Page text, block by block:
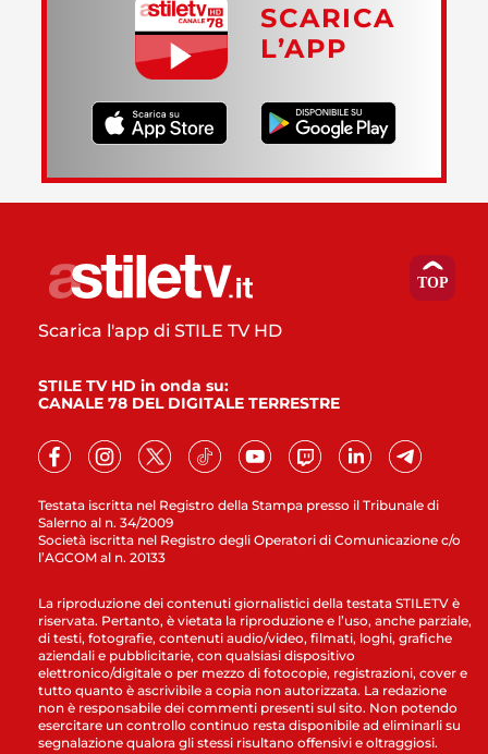
SCARICA
L’APP
Testata iscritta nel Registro della Stampa presso il Tribunale di
Salerno al n. 34/2009
Società iscritta nel Registro degli Operatori di Comunicazione c/o
l’AGCOM al n. 20133
Scarica l'app di STILE TV HD
STILE TV HD in onda su:
CANALE 78 DEL DIGITALE TERRESTRE
La riproduzione dei contenuti giornalistici della testata STILETV è
riservata. Pertanto, è vietata la riproduzione e l’uso, anche parziale,
di testi, fotografie, contenuti audio/video, filmati, loghi, grafiche
aziendali e pubblicitarie, con qualsiasi dispositivo
elettronico/digitale o per mezzo di fotocopie, registrazioni, cover e
tutto quanto è ascrivibile a copia non autorizzata. La redazione
non è responsabile dei commenti presenti sul sito. Non potendo
esercitare un controllo continuo resta disponibile ad eliminarli su
segnalazione qualora gli stessi risultano offensivi e oltraggiosi.